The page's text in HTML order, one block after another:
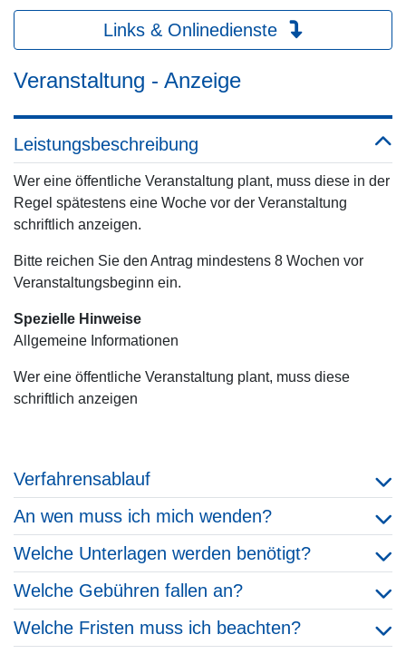
Links & Onlinedienste
Veranstaltung - Anzeige
Leistungsbeschreibung
Wer eine öffentliche Veranstaltung plant, muss diese in der
Regel spätestens eine Woche vor der Veranstaltung
schriftlich anzeigen.
Bitte reichen Sie den Antrag mindestens 8 Wochen vor
Veranstaltungsbeginn ein.
Spezielle Hinweise
Allgemeine Informationen
Wer eine öffentliche Veranstaltung plant, muss diese
schriftlich anzeigen
Verfahrensablauf
An wen muss ich mich wenden?
Welche Unterlagen werden benötigt?
Welche Gebühren fallen an?
Welche Fristen muss ich beachten?